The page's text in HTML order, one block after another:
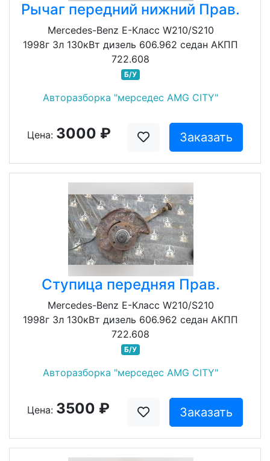
Рычаг передний нижний Прав.
Mercedes-Benz E-Класс W210/S210
1998г 3л 130кВт дизель 606.962 седан АКПП
722.608
Б/У
Авторазборка "мерседес AMG CITY"
Цена: 3000 ₽ Заказать
Ступица передняя Прав.
Mercedes-Benz E-Класс W210/S210
1998г 3л 130кВт дизель 606.962 седан АКПП
722.608
Б/У
Авторазборка "мерседес AMG CITY"
Цена: 3500 ₽ Заказать